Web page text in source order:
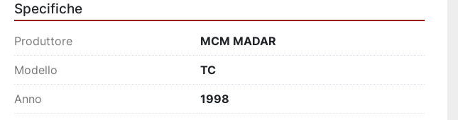
Specifiche
Produttore MCM MADAR
Modello TC
Anno 1998